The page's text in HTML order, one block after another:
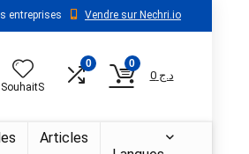
entreprises Vendre sur Nechri.io
SouhaitS
0 0
د.ج 0
Articles